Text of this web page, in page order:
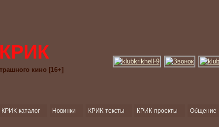
кино [16+]
КРИК-каталог Новинки КРИК-тексты КРИК-проекты Общение